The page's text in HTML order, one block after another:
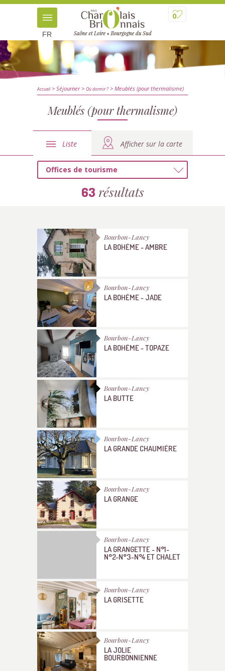
0
FR
Accueil> Séjourner> Où dormir ? > Meublés (pour thermalisme)
Meublés (pour thermalisme)
Liste Afficher sur la carte
Offices de tourisme
63 résultats
Bourbon-Lancy
LA BOHÈME - AMBRE
Bourbon-Lancy
LA BOHÈME - JADE
Bourbon-Lancy
LA BOHÈME - TOPAZE
Bourbon-Lancy
LA BUTTE
Bourbon-Lancy
LA GRANDE CHAUMIÈRE
Bourbon-Lancy
LA GRANGE
Bourbon-Lancy
LA GRANGETTE - N°1-
N°2-N°3-N°4 ET CHALET
Bourbon-Lancy
LA GRISETTE
Bourbon-Lancy
LA JOLIE
BOURBONNIENNE